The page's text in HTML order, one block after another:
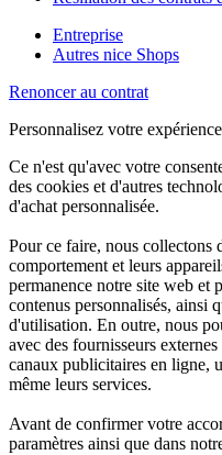
Entreprise
Autres nice Shops
Renoncer au contrat
Personnalisez votre
Ce n'est qu'avec votre
des cookies et d'autres
d'achat personnalisée.
Pour ce faire, nous collectons
comportement et leurs
permanence notre site web et
contenus personnalisés, ainsi
d'utilisation. En outre, nous
avec des fournisseurs
canaux publicitaires en ligne,
même leurs services.
Avant de confirmer votre
paramètres ainsi que dans